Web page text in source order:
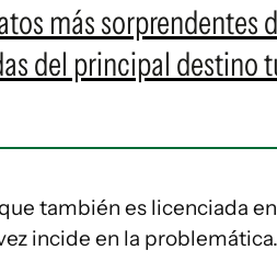
más
del principal destino
también es licenciada
incide en la problemática.